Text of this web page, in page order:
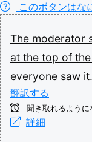
このボタンはな
The moderator
at the top of the
everyone saw it.
翻訳する
聞き取れるように
詳細